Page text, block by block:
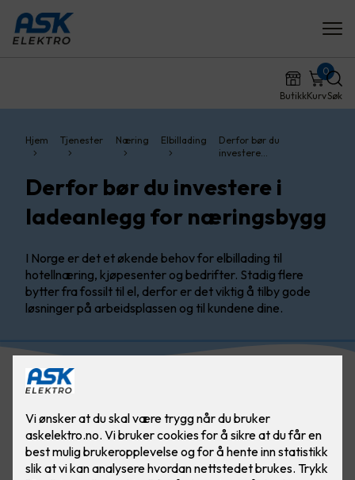
ButikkKurv
0
Søk
Hjem Tjenester Næring Elbillading
Derfor bør du
investere…
Derfor bør du investere i
ladeanlegg for næringsbygg
I Norge er det et økende behov for elbillading til
hotellnæring, kjøpesenter og bedrifter. Stadig flere
bytter fra fossilt til el, derfor er det viktig å tilby gode
løsninger på arbeidsplassen og til kundene dine.